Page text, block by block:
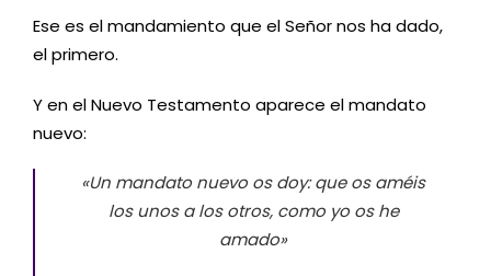
Ese es el mandamiento que el Señor nos ha dado,
el primero.
Y en el Nuevo Testamento aparece el mandato
nuevo:
«Un mandato nuevo os doy: que os améis
los unos a los otros, como yo os he
amado»